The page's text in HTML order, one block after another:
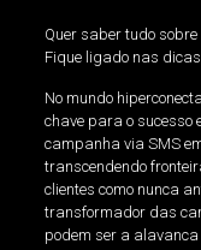
Quer saber tudo
Fique ligado nas
No mundo
chave para o
campanha via SMS
transcendendo
clientes como nunca
transformador das
podem ser a alavanca